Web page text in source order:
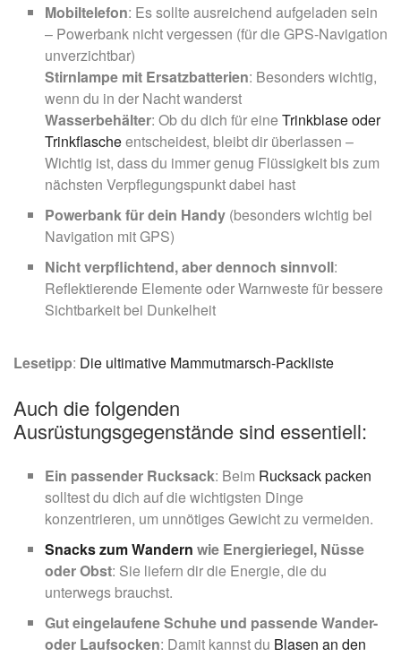
Mobiltelefon: Es sollte ausreichend aufgeladen sein
– Powerbank nicht vergessen (für die GPS-Navigation
unverzichtbar)
Stirnlampe mit Ersatzbatterien: Besonders wichtig,
wenn du in der Nacht wanderst
Wasserbehälter: Ob du dich für eine Trinkblase oder
Trinkflascheentscheidest, bleibt dir überlassen –
Wichtig ist, dass du immer genug Flüssigkeit bis zum
nächsten Verpflegungspunkt dabei hast
Powerbank für dein Handy (besonders wichtig bei
Navigation mit GPS)
Nicht verpflichtend, aber dennoch sinnvoll:
Reflektierende Elemente oder Warnweste für bessere
Sichtbarkeit bei Dunkelheit
Lesetipp: Die ultimative Mammutmarsch-Packliste
Auch die folgenden
Ausrüstungsgegenstände sind essentiell:
Ein passender Rucksack: Beim Rucksack packen
solltest du dich auf die wichtigsten Dinge
konzentrieren, um unnötiges Gewicht zu vermeiden.
Snacks zum Wandern wie Energieriegel, Nüsse
oder Obst: Sie liefern dir die Energie, die du
unterwegs brauchst.
Gut eingelaufene Schuhe und passende Wander-
oder Laufsocken: Damit kannst du Blasen an den